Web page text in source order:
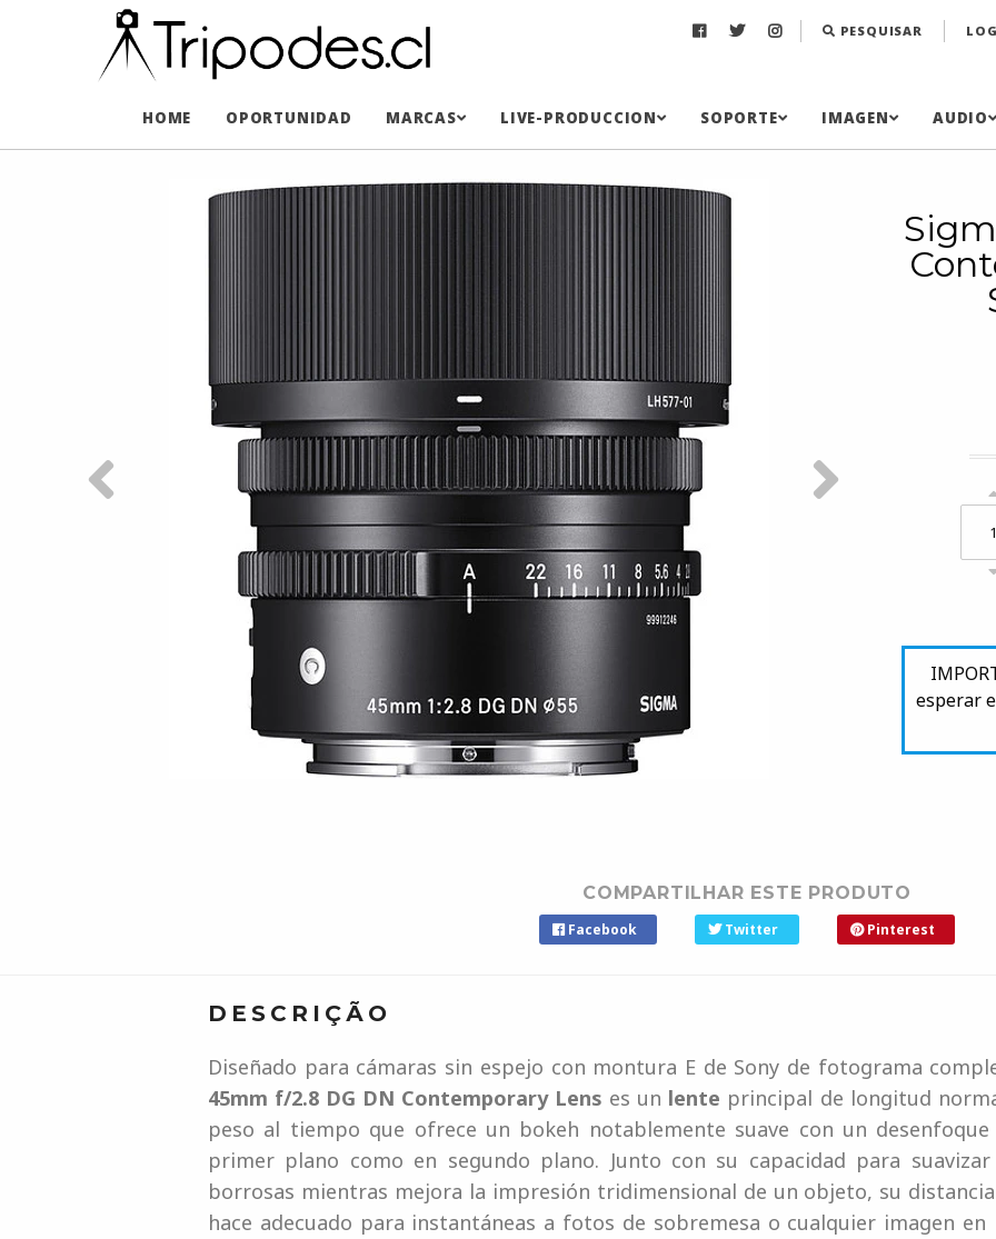
PESQUISAR
HOME OPORTUNIDAD MARCAS LIVE-PRODUCCION SOPORTE IMAGEN AUDIO
esperar
COMPARTILHAR ESTE PRODUTO
Facebook Twitter Pinterest
DESCRIÇÃO
Diseñado para cámaras sin espejo con montura E de Sony de fotograma
45mm f/2.8 DG DN Contemporary Lens es un lente principal de longitud
peso al tiempo que ofrece un bokeh notablemente suave con un
primer plano como en segundo plano. Junto con su capacidad para
borrosas mientras mejora la impresión tridimensional de un objeto, su
hace adecuado para instantáneas a fotos de sobremesa o cualquier imagen